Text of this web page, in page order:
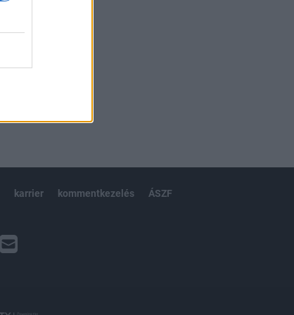
karrier kommentkezelés ÁSZF